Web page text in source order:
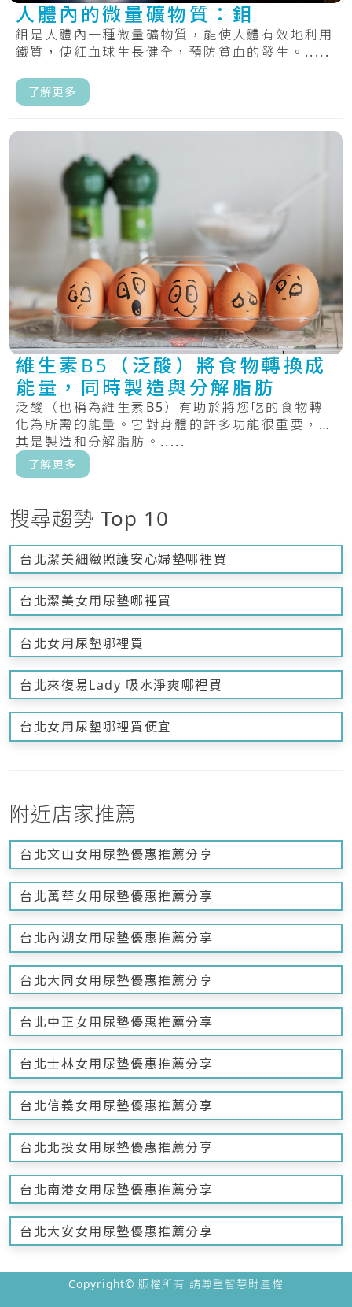
人體內的微量礦物質：鉬
鉬是人體內一種微量礦物質，能使人體有效地利用
鐵質，使紅血球生長健全，預防貧血的發生。.....
了解更多
維生素B5（泛酸）將食物轉換成
能量，同時製造與分解脂肪
泛酸（也稱為維生素B5）有助於將您吃的食物轉
化為所需的能量。它對身體的許多功能很重要，尤
其是製造和分解脂肪。.....
了解更多
搜尋趨勢 Top 10
台北潔美細緻照護安心婦墊哪裡買
台北潔美女用尿墊哪裡買
台北女用尿墊哪裡買
台北來復易Lady 吸水淨爽哪裡買
台北女用尿墊哪裡買便宜
附近店家推薦
台北文山女用尿墊優惠推薦分享
台北萬華女用尿墊優惠推薦分享
台北內湖女用尿墊優惠推薦分享
台北大同女用尿墊優惠推薦分享
台北中正女用尿墊優惠推薦分享
台北士林女用尿墊優惠推薦分享
台北信義女用尿墊優惠推薦分享
台北北投女用尿墊優惠推薦分享
台北南港女用尿墊優惠推薦分享
台北大安女用尿墊優惠推薦分享
Copyright© 版權所有 請尊重智慧財產權